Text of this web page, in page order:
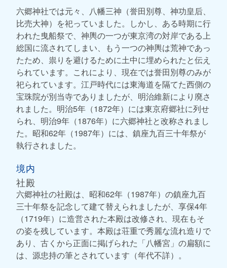
六郷神社では元々、八幡三神（誉田別尊、神功皇后、
比売大神）を祀っていました。しかし、ある時期に行
われた曳船祭で、神輿の一つが東京湾の対岸である上
総国に流されてしまい、もう一つの神輿は荒神であっ
たため、祟りを避けるために土中に埋められたと伝え
られています。これにより、現在では誉田別尊のみが
祀られています。江戸時代には東海道を隔てた西側の
宝珠院が別当寺でありましたが、明治維新により廃さ
れました。明治5年（1872年）には東京府郷社に列せ
られ、明治9年（1876年）に六郷神社と改称されまし
た。昭和62年（1987年）には、鎮座九百三十年祭が
執行されました。
境内
社殿
六郷神社の社殿は、昭和62年（1987年）の鎮座九百
三十年祭を記念して建て替えられましたが、享保4年
（1719年）に造営された本殿は改修され、現在もそ
の姿を残しています。本殿は荘重で秀麗な流れ造りで
あり、古くから正面に掲げられた「八幡宮」の扁額に
は、源忠持の筆とされています（年代不詳）。